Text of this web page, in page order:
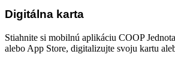
Digitálna karta
Stiahnite si mobilnú aplikáciu COOP
alebo App Store, digitalizujte svoju kartu